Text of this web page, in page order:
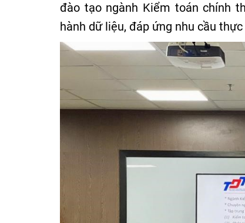
đào tạo ngành Kiểm toán chính
hành dữ liệu, đáp ứng nhu cầu